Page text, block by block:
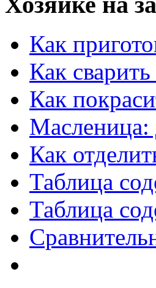
Как
Как
Как
Масленица:
Как
Таблица
Таблица